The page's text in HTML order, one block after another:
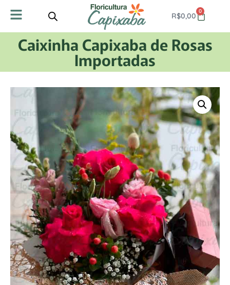
R$0,00
0
Caixinha Capixaba de Rosas
Importadas